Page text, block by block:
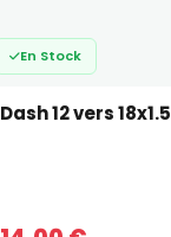
En Stock
Dash 12 vers 18x1.5